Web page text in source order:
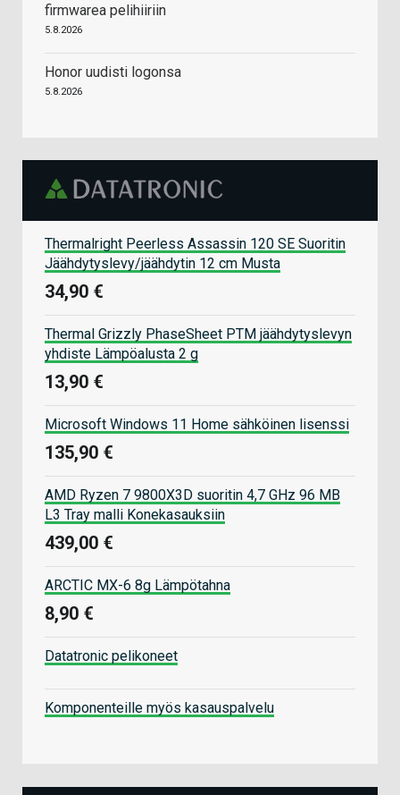
firmwarea pelihiiriin
5.8.2026
Honor uudisti logonsa
5.8.2026
Thermalright Peerless Assassin 120 SE Suoritin
Jäähdytyslevy/jäähdytin 12 cm Musta
34,90 €
Thermal Grizzly PhaseSheet PTM jäähdytyslevyn
yhdiste Lämpöalusta 2 g
13,90 €
Microsoft Windows 11 Home sähköinen lisenssi
135,90 €
AMD Ryzen 7 9800X3D suoritin 4,7 GHz 96 MB
L3 Tray malli Konekasauksiin
439,00 €
ARCTIC MX-6 8g Lämpötahna
8,90 €
Datatronic pelikoneet
Komponenteille myös kasauspalvelu